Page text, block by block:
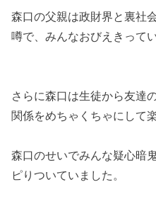
森口の父親は政財界と裏社
噂で、みんなおびえきって
さらに森口は生徒から友達
関係をめちゃくちゃにして
森口のせいでみんな疑心暗
ピりついていました。